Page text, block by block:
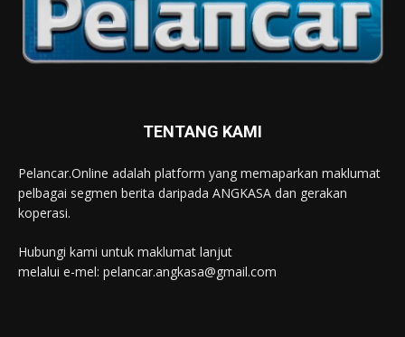
TENTANG KAMI
Pelancar.Online adalah platform yang memaparkan maklumat
pelbagai segmen berita daripada ANGKASA dan gerakan
koperasi.
Hubungi kami untuk maklumat lanjut
melalui e-mel: pelancar.angkasa@gmail.com